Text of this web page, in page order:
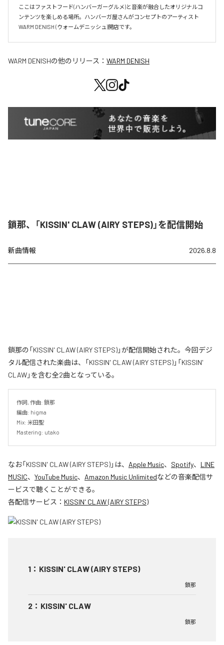
ここはファストフード(ハンバーガーグルメ)と音楽が融合したオリジナルコ
ンテンツを楽しめる場所。ハンバーガ屋さんがコンセプトのアーティスト
WARM DENISH (ウォームデニッシュ)開店です。
WARM DENISHの他のリリース： WARM DENISH
鎖那、「KISSIN' CLAW (AIRY STEPS)」を配信開始
新曲情報 2026.8.8
鎖那の「KISSIN' CLAW (AIRY STEPS)」が配信開始された。今回デジ
タル配信された楽曲は、「KISSIN' CLAW (AIRY STEPS)」「KISSIN'
CLAW」を含む全2曲となっている。
作詞, 作曲: 鎖那
編曲: higma
Mix: 米田聖
Mastering: utako
なお「KISSIN' CLAW (AIRY STEPS)」は、 Apple Music、 Spotify、 LINE
MUSIC、 YouTube Music、 Amazon Music Unlimitedなどの音楽配信サ
ービスで聴くことができる。
各配信サービス： KISSIN' CLAW (AIRY STEPS)
1 ： KISSIN' CLAW (AIRY STEPS)
鎖那
2 ： KISSIN' CLAW
鎖那